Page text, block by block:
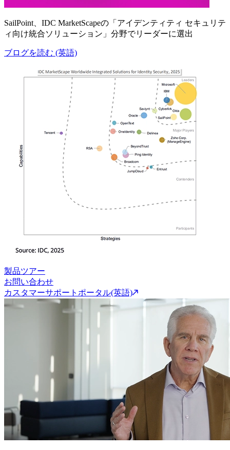
SailPoint、IDC MarketScapeの「アイデンティティ セキュリテ
ィ向け統合ソリューション」分野でリーダーに選出
ブログを読む (英語)
製品ツアー
お問い合わせ
カスタマーサポートポータル(英語)